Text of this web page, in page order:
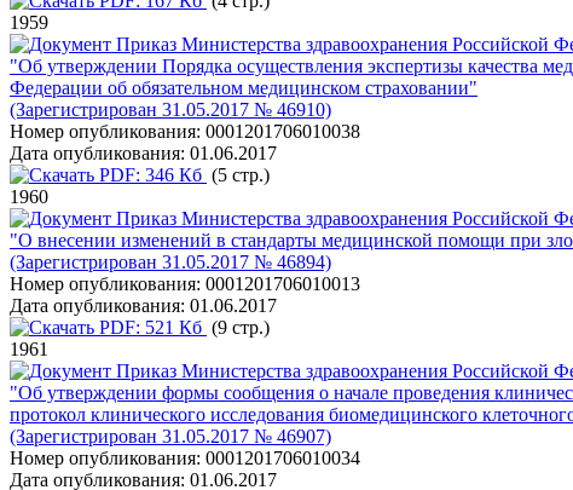
1959
Приказ Министерства здравоохранения Российской
"Об утверждении Порядка осуществления экспертизы качества
Федерации об обязательном медицинском страховании"
(Зарегистрирован 31.05.2017 № 46910)
Номер опубликования: 0001201706010038
Дата опубликования: 01.06.2017
PDF: 346 Кб (5 стр.)
1960
Приказ Министерства здравоохранения Российской
"О внесении изменений в стандарты медицинской помощи при
(Зарегистрирован 31.05.2017 № 46894)
Номер опубликования: 0001201706010013
Дата опубликования: 01.06.2017
PDF: 521 Кб (9 стр.)
1961
Приказ Министерства здравоохранения Российской
"Об утверждении формы сообщения о начале проведения
протокол клинического исследования биомедицинского
(Зарегистрирован 31.05.2017 № 46907)
Номер опубликования: 0001201706010034
Дата опубликования: 01.06.2017